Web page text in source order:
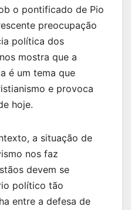
o pontificado de Pio
preocupação
política dos
mostra que a
é um tema que
e provoca
hoje.
a situação de
nos faz
devem se
político tão
entre a defesa de